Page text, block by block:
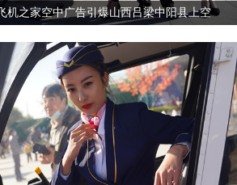
飞机之家空中广告引爆山西吕梁中阳县上空
全国飞行热线
13210535852